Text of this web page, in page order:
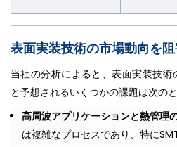
表面実装技術の市場動向を
当社の分析によると、表面実装技
と予想されるいくつかの課題は次の
高周波アプリケーションと熱管理
は複雑なプロセスであり、特に